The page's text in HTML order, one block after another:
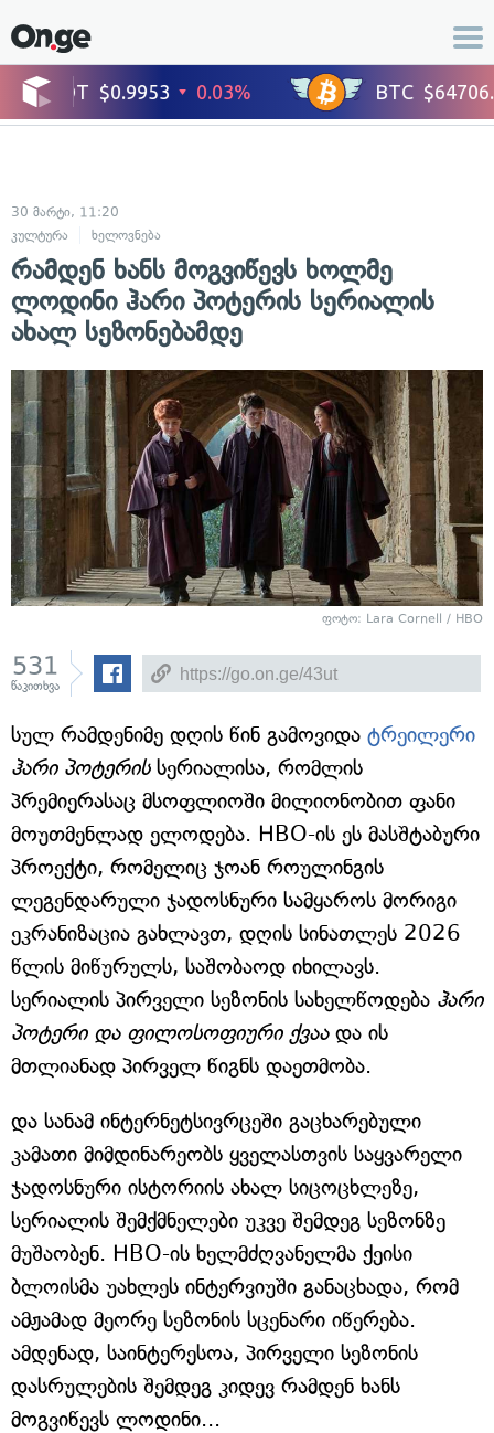
30 მარტი, 11:20
კულტურა
ხელოვნება
რამდენ ხანს მოგვიწევს ხოლმე
ლოდინი ჰარი პოტერის სერიალის
ახალ სეზონებამდე
ფოტო: Lara Cornell / HBO
531
წაკითხვა
სულ რამდენიმე დღის წინ გამოვიდა ტრეილერი
ჰარი პოტერისსერიალისა, რომლის
პრემიერასაც მსოფლიოში მილიონობით ფანი
მოუთმენლად ელოდება. HBO-ის ეს მასშტაბური
პროექტი, რომელიც ჯოან როულინგის
ლეგენდარული ჯადოსნური სამყაროს მორიგი
ეკრანიზაცია გახლავთ, დღის სინათლეს 2026
წლის მიწურულს, საშობაოდ იხილავს.
სერიალის პირველი სეზონის სახელწოდება ჰარი
პოტერი და ფილოსოფიური ქვაადა ის
მთლიანად პირველ წიგნს დაეთმობა.
და სანამ ინტერნეტსივრცეში გაცხარებული
კამათი მიმდინარეობს ყველასთვის საყვარელი
ჯადოსნური ისტორიის ახალ სიცოცხლეზე,
სერიალის შემქმნელები უკვე შემდეგ სეზონზე
მუშაობენ. HBO-ის ხელმძღვანელმა ქეისი
ბლოისმა უახლეს ინტერვიუში განაცხადა, რომ
ამჟამად მეორე სეზონის სცენარი იწერება.
ამდენად, საინტერესოა, პირველი სეზონის
დასრულების შემდეგ კიდევ რამდენ ხანს
მოგვიწევს ლოდინი...